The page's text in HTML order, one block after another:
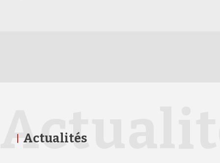
Actualités